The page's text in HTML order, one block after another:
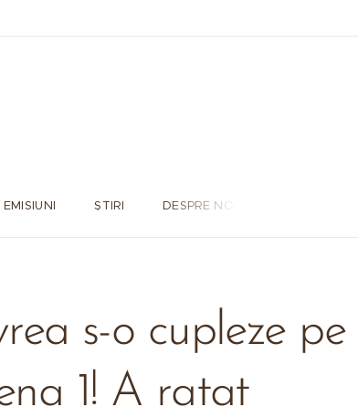
EMISIUNI ȘTIRI DESPRE NOI
s-o cupleze pe
1! A ratat